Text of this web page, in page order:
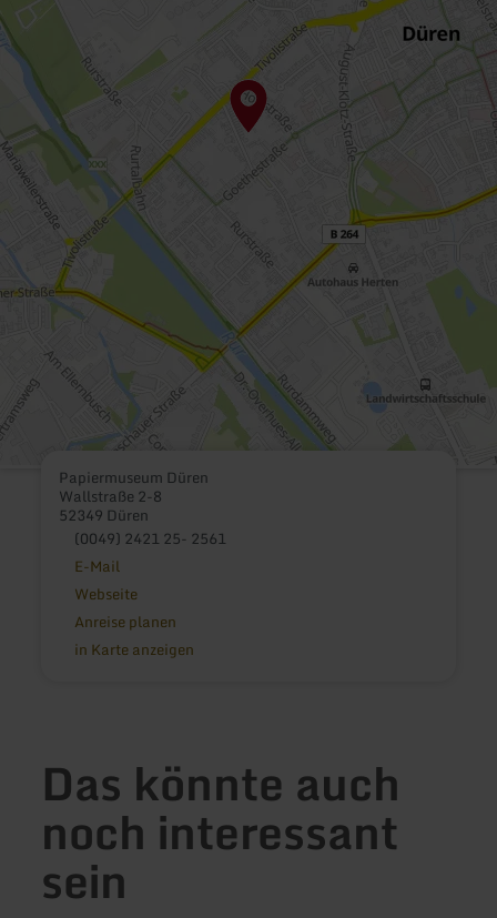
Papiermuseum Düren
Wallstraße 2-8
52349 Düren
(0049) 2421 25- 2561
E-Mail
Webseite
Anreise planen
in Karte anzeigen
Das könnte auch
noch interessant
sein